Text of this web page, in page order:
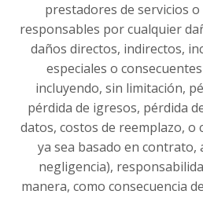
prestadores de servicios
responsables por cualquier
daños directos, indirectos,
especiales o
incluyendo, sin limitación,
pérdida de igresos, pérdida
datos, costos de reemplazo, o
ya sea basado en contrato,
negligencia),
manera, como consecuencia